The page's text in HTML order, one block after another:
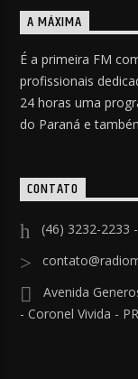
A MÁXIMA
É a primeira FM
profissionais
24 horas uma
do Paraná e
CONTATO
(46) 3232-2233
Avenida
- Coronel Vivida - PR